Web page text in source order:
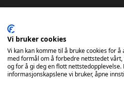
Ansvarlig redaktør: Tore Solberg
Vi bruker cookies
Vi kan kan komme til å bruke cookies for
med formål om å forbedre nettstedet
og for å gi deg en flott
informasjonskapslene vi bruker, åpne